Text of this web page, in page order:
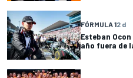
FÓRMULA 12 d
Esteban
año fuera de